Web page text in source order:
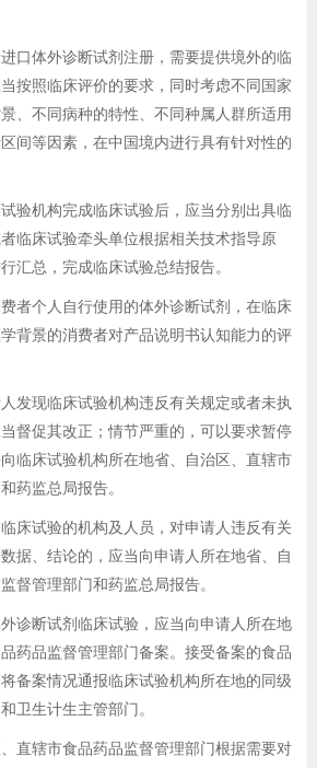
体外诊断试剂注册，需要提供境外的临
按照临床评价的要求，同时考虑不同国家
、不同病种的特性、不同种属人群所适用
间等因素，在中国境内进行具有针对性的
机构完成临床试验后，应当分别出具临
临床试验牵头单位根据相关技术指导原
汇总，完成临床试验总结报告。
个人自行使用的体外诊断试剂，在临床
背景的消费者对产品说明书认知能力的评
现临床试验机构违反有关规定或者未执
督促其改正；情节严重的，可以要求暂停
临床试验机构所在地省、自治区、直辖市
药监总局报告。
试验的机构及人员，对申请人违反有关
据、结论的，应当向申请人所在地省、自
督管理部门和药监总局报告。
诊断试剂临床试验，应当向申请人所在地
药品监督管理部门备案。接受备案的食品
备案情况通报临床试验机构所在地的同级
卫生计生主管部门。
辖市食品药品监督管理部门根据需要对